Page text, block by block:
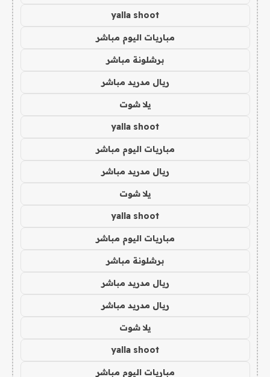
yalla shoot
مباريات اليوم مباشر
برشلونة مباشر
ريال مدريد مباشر
يلا شوت
yalla shoot
مباريات اليوم مباشر
ريال مدريد مباشر
يلا شوت
yalla shoot
مباريات اليوم مباشر
برشلونة مباشر
ريال مدريد مباشر
ريال مدريد مباشر
يلا شوت
yalla shoot
مباريات اليوم مباشر